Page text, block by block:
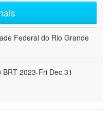
Federal do Rio Grande
2023-Fri Dec 31